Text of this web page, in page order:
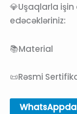
💎Uşaqlarla işin
edəcəkləriniz:
📚Material
📜Rəsmi
WhatsAppda